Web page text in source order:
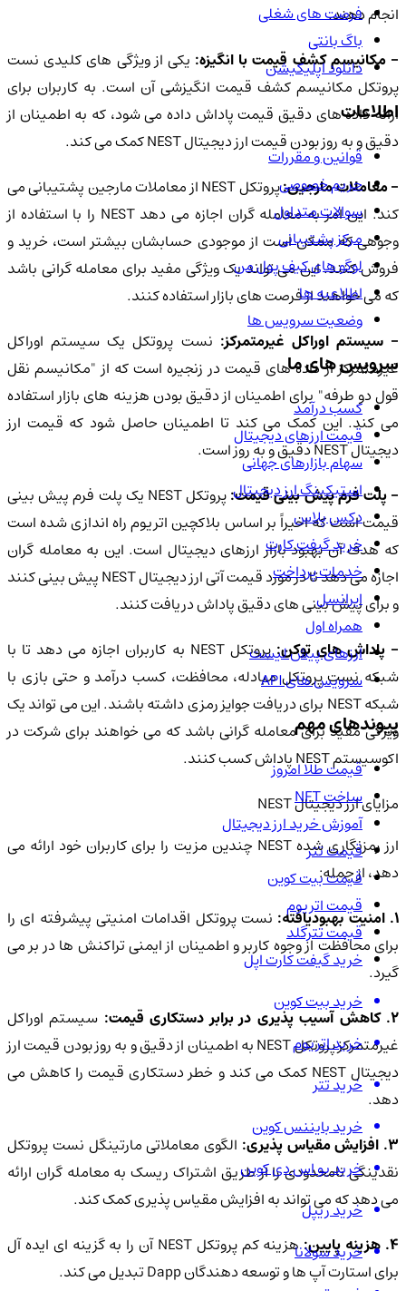
انجام دهند.
- مکانیسم کشف قیمت با انگیزه:یکی از ویژگی های کلیدی نست
پروتکل مکانیسم کشف قیمت انگیزشی آن است. به کاربران برای
ارائه داده های دقیق قیمت پاداش داده می شود، که به اطمینان از
دقیق و به روز بودن قیمت ارز دیجیتال NEST کمک می کند.
- معاملات مارجین:
پروتکل NEST از معاملات مارجین پشتیبانی می
کند. این امر به معامله گران اجازه می دهد NEST را با استفاده از
وجوهی که ممکن است از موجودی حسابشان بیشتر است، خرید و
فروش کنند. این می تواند یک ویژگی مفید برای معامله گرانی باشد
که می خواهند از فرصت های بازار استفاده کنند.
- سیستم اوراکل غیرمتمرکز:نست پروتکل یک سیستم اوراکل
غیرمتمرکز از داده های قیمت در زنجیره است که از "مکانیسم نقل
قول دو طرفه" برای اطمینان از دقیق بودن هزینه های بازار استفاده
می کند. این کمک می کند تا اطمینان حاصل شود که قیمت ارز
دیجیتال NEST دقیق و به روز است.
- پلت فرم پیش بینی قیمت:
پروتکل NEST یک پلت فرم پیش بینی
قیمت است که اخیراً بر اساس بلاکچین اتریوم راه اندازی شده است
که هدف آن بهبود بازار ارزهای دیجیتال است. این به معامله گران
اجازه می دهد تا در مورد قیمت آتی ارز دیجیتال NEST پیش بینی کنند
و برای پیش بینی های دقیق پاداش دریافت کنند.
- پاداش های توکن:
پروتکل NEST به کاربران اجازه می دهد تا با
شبکه نست پروتکل مبادله، محافظت، کسب درآمد و حتی بازی با
شبکه NEST برای دریافت جوایز رمزی داشته باشند. این می تواند یک
ویژگی مفید برای معامله گرانی باشد که می خواهند برای شرکت در
اکوسیستم NEST پاداش کسب کنند.
مزایای ارز دیجیتال NEST
ارز رمزنگاری شده NEST چندین مزیت را برای کاربران خود ارائه می
دهد، از جمله:
نست پروتکل اقدامات امنیتی پیشرفته ای را
برای محافظت از وجوه کاربر و اطمینان از ایمنی تراکنش ها در بر می
گیرد.
2. کاهش آسیب پذیری در برابر دستکاری قیمت:
سیستم اوراکل
غیرمتمرکز پروتکل NEST به اطمینان از دقیق و به روز بودن قیمت ارز
دیجیتال NEST کمک می کند و خطر دستکاری قیمت را کاهش می
دهد.
3. افزایش مقیاس پذیری:
الگوی معاملاتی مارتینگل نست پروتکل
نقدینگی نامحدودی را از طریق اشتراک ریسک به معامله گران ارائه
می دهد که می تواند به افزایش مقیاس پذیری کمک کند.
4. هزینه پایین:
هزینه کم پروتکل NEST آن را به گزینه ای ایده آل
برای استارت آپ ها و توسعه دهندگان Dapp تبدیل می کند.
فرصت های شغلی
باگ بانتی
دانلود اپلیکیشن
اطلاعات
قوانین و مقررات
حریم خصوصی
سوالات متداول
مرکز پشتیبانی
لوگو های کیف پول من
اطلاعیه ها
وضعیت سرویس ها
سرویس های ما
کسب درآمد
قیمت ارزهای دیجیتال
سهام بازارهای جهانی
استیکینگ ارز دیجیتال
دکس پلاس
خرید گیفت کارت
خدمات پرداخت
ایرانسل
همراه اول
ارزهای پیش لیست
سرویس های API
پیوندهای مهم
قیمت طلا امروز
ساخت NFT
آموزش خرید ارز دیجیتال
قیمت تتر
قیمت بیت کوین
قیمت اتریوم
قیمت تترگلد
خرید گیفت کارت اپل
خرید بیت کوین
خرید اتریوم
خرید تتر
خرید بایننس کوین
خرید یو اس دی کوین
خرید ریپل
خرید سولانا